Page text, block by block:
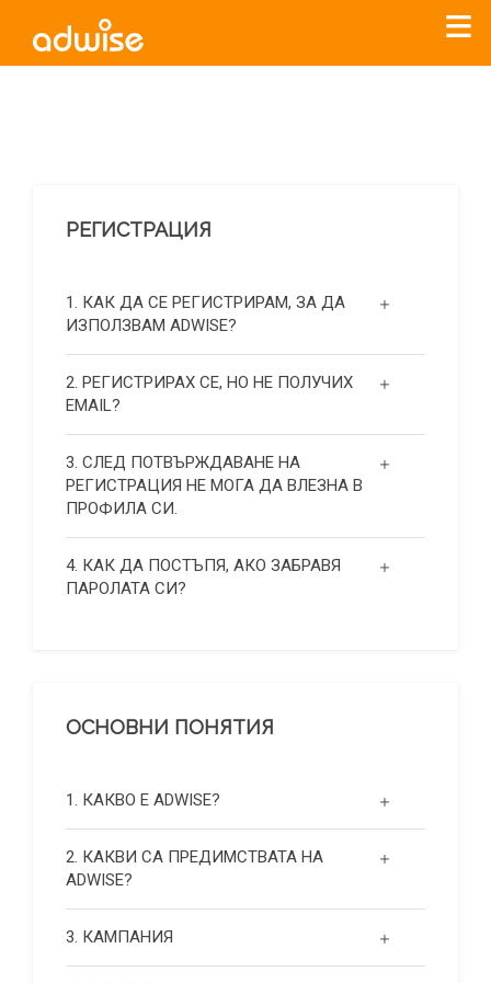
РЕГИСТРАЦИЯ
1. КАК ДА СЕ РЕГИСТРИРАМ, ЗА ДА
ИЗПОЛЗВАМ ADWISE?
2. РЕГИСТРИРАХ СЕ, НО НЕ ПОЛУЧИХ
EMAIL?
3. СЛЕД ПОТВЪРЖДАВАНЕ НА
РЕГИСТРАЦИЯ НЕ МОГА ДА ВЛЕЗНА В
ПРОФИЛА СИ.
4. КАК ДА ПОСТЪПЯ, АКО ЗАБРАВЯ
ПАРОЛАТА СИ?
ОСНОВНИ ПОНЯТИЯ
1. КАКВО Е ADWISE?
2. КАКВИ СА ПРЕДИМСТВАТА НА
ADWISE?
3. КАМПАНИЯ